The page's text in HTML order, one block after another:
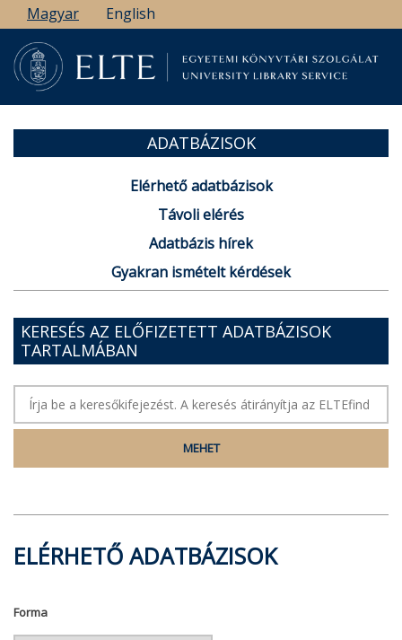
Ugrás
a
tartalomra
Magyar English
ADATBÁZISOK
Elérhető adatbázisok
Távoli elérés
Adatbázis hírek
Gyakran ismételt kérdések
KERESÉS AZ ELŐFIZETETT ADATBÁZISOK
TARTALMÁBAN
ELÉRHETŐ ADATBÁZISOK
Forma